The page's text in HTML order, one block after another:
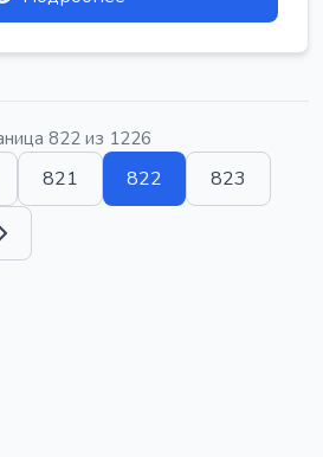
822 из 1226
821 822 823